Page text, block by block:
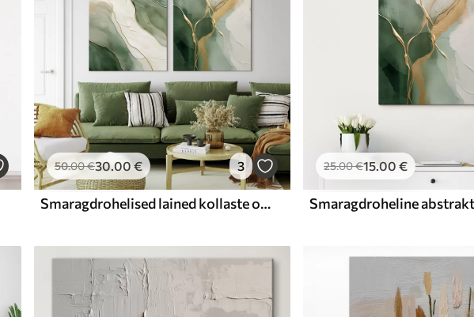
50.00€30.00 € 3
Smaragdrohelised lained kollaste ojadega
25.00€15.00 €